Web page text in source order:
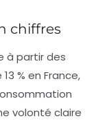
chiffres
à partir des
% en France,
volonté claire